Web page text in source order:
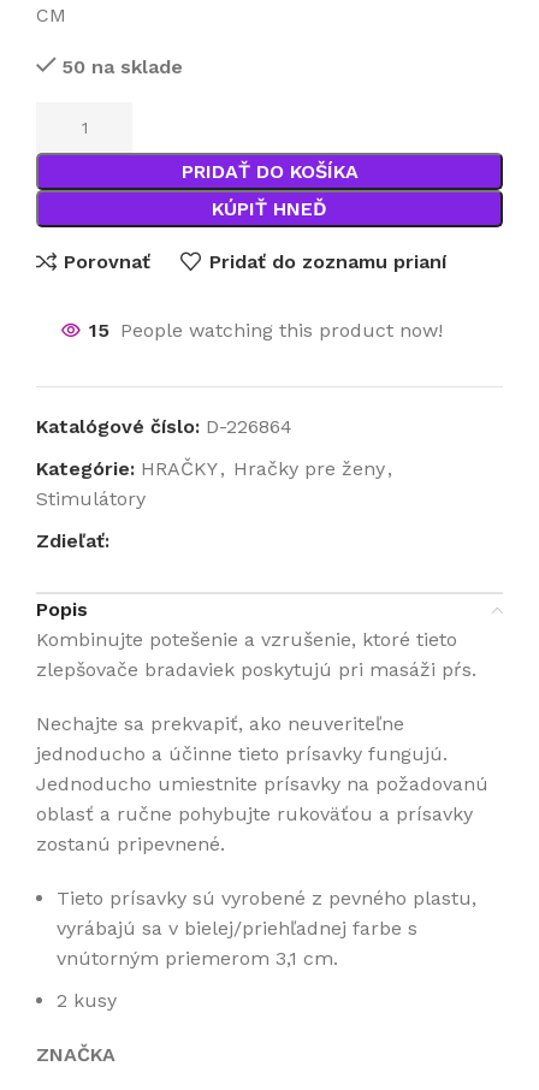
CM
50 na sklade
PRIDAŤ DO KOŠÍKA
KÚPIŤ HNEĎ
Porovnať Pridať do zoznamu prianí
15 People watching this product now!
Katalógové číslo: D-226864
Kategórie: HRAČKY, Hračky pre ženy,
Stimulátory
Zdieľať:
Popis
Kombinujte potešenie a vzrušenie, ktoré tieto
zlepšovače bradaviek poskytujú pri masáži pŕs.
Nechajte sa prekvapiť, ako neuveriteľne
jednoducho a účinne tieto prísavky fungujú.
Jednoducho umiestnite prísavky na požadovanú
oblasť a ručne pohybujte rukoväťou a prísavky
zostanú pripevnené.
Tieto prísavky sú vyrobené z pevného plastu,
vyrábajú sa v bielej/priehľadnej farbe s
vnútorným priemerom 3,1 cm.
2 kusy
ZNAČKA